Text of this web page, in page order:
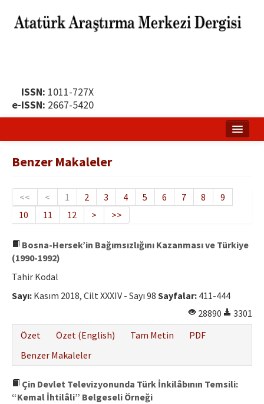
ISSN: 1011-727X
e-ISSN: 2667-5420
Yayın Politikası
Dergi Kurulları
Yayın İlkeleri
Etik İlkeler
Yazar Rehberi
İletişim
Benzer Makaleler
<< < 1 2 3 4 5 6 7 8
9
10
11 12 > >>
Bosna-Hersek’in Bağımsızlığını Kazanması ve Türkiye
(1990-1992)
Tahir Kodal
Sayı: Kasım 2018, Cilt XXXIV - Sayı 98 Sayfalar: 411-444
28890
3301
Özet
Özet (English) Tam Metin
PDF
Benzer Makaleler
Çin Devlet Televizyonunda Türk İnkilâbının Temsili:
“Kemal İhtilâli” Belgeseli Örneği